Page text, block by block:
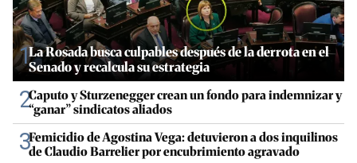
1La Rosada busca culpables después de la derrota en el
Senado y recalcula su estrategia
2Caputo y Sturzenegger crean un fondo para indemnizar y
“ganar” sindicatos aliados
3Femicidio de Agostina Vega: detuvieron a dos inquilinos
de Claudio Barrelier por encubrimiento agravado